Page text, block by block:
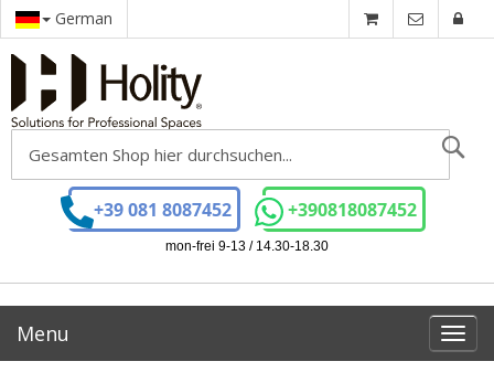
German
+39 081 8087452 +390818087452
mon-frei 9-13 / 14.30-18.30
Menu